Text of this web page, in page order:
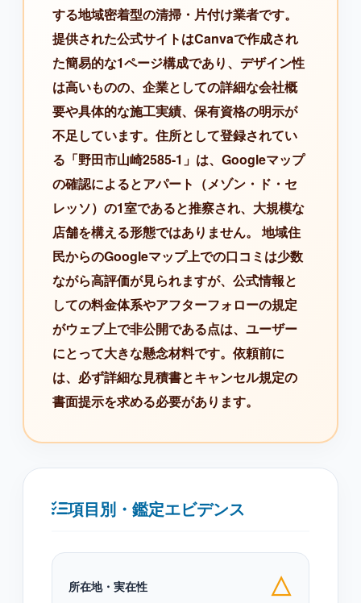
する地域密着型の清掃・片付け業者です。
提供された公式サイトはCanvaで作成され
た簡易的な1ページ構成であり、デザイン性
は高いものの、企業としての詳細な会社概
要や具体的な施工実績、保有資格の明示が
不足しています。住所として登録されてい
る「野田市山崎2585-1」は、Googleマップ
の確認によるとアパート（メゾン・ド・セ
レッソ）の1室であると推察され、大規模な
店舗を構える形態ではありません。 地域住
民からのGoogleマップ上での口コミは少数
ながら高評価が見られますが、公式情報と
しての料金体系やアフターフォローの規定
がウェブ上で非公開である点は、ユーザー
にとって大きな懸念材料です。依頼前に
は、必ず詳細な見積書とキャンセル規定の
書面提示を求める必要があります。
項目別・鑑定エビデンス
所在地・実在性 △